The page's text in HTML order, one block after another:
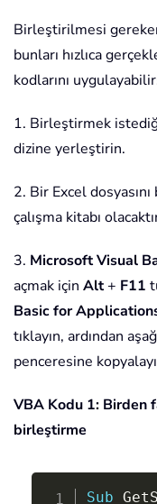
Birleştirilmesi
bunları hızlıca
kodlarını
1. Birleştirmek
dizine yerleştirin.
2. Bir Excel
çalışma kitabı
3. Microsoft Visual
açmak için Alt+ F11
Basic for
tıklayın, ardından
penceresine
VBA Kodu 1: Birden
birleştirme
Sub